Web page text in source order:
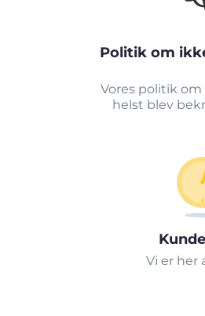
Politik om
Vores politik
helst blev
Vi er her